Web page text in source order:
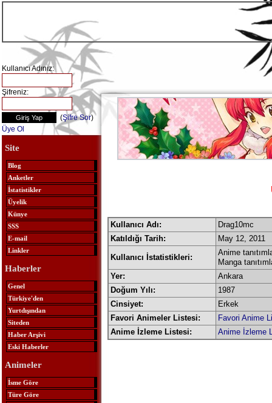
Kullanıcı Adınız:
Şifreniz:
(Şifre Sor)
Üye Ol
Site
Blog
Anketler
İstatistikler
Üyelik
Künye
SSS
E-mail
Linkler
Haberler
Genel
Türkiye'den
Yurtdışından
Siteden
Haber Arşivi
Eski Haberler
Animeler
İsme Göre
Türe Göre
Kullanıcı Adı:
Drag10mc
Katıldığı Tarih:
May 12, 2011
Kullanıcı İstatistikleri:
Anime
Manga
Yer:
Ankara
Doğum Yılı:
1987
Cinsiyet:
Erkek
Favori Animeler Listesi:
Favori Anime
Anime İzleme Listesi:
Anime İzleme